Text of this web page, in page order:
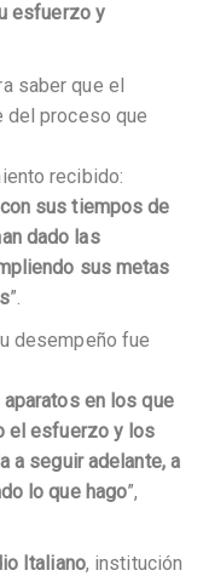
esfuerzo y
saber que el
del proceso que
recibido:
sus tiempos de
dado las
sus metas
”.
desempeño fue
en los que
el esfuerzo y los
a seguir adelante, a
lo que hago”,
Italiano, institución